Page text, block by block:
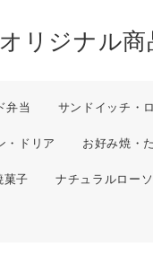
オリジナル
弁当 サンドイッチ・
・ドリア お好み焼・
菓子 ナチュラルロー